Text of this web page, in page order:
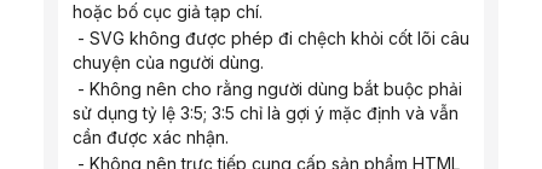
hoặc bố cục giả tạp chí.
chuyện của người dùng.
sử dụng tỷ lệ 3:5; 3:5 chỉ là gợi ý mặc định và vẫn
cần được xác nhận.